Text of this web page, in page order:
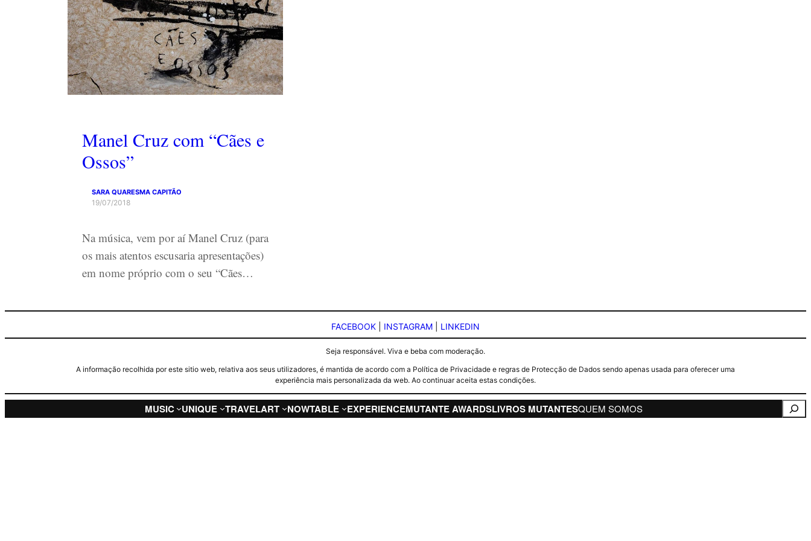
Manel Cruz com “Cães e
Ossos”
SARA QUARESMA CAPITÃO
19/07/2018
Na música, vem por aí Manel Cruz (para
os mais atentos escusaria apresentações)
em nome próprio com o seu “Cães…
FACEBOOK INSTAGRAM LINKEDIN
Seja responsável. Viva e beba com moderação.
A informação recolhida por este sitio web, relativa aos seus utilizadores, é mantida de acordo com a Política de Privacidade e regras de Protecção de Dados sendo apenas usada para oferecer uma
experiência mais personalizada da web. Ao continuar aceita estas condições.
MUSIC UNIQUE TRAVELART NOWTABLE EXPERIENCEMUTANTE AWARDSLIVROS MUTANTESQUEM SOMOS